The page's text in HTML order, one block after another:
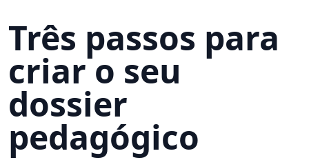
Três passos para
criar o seu
dossier
pedagógico